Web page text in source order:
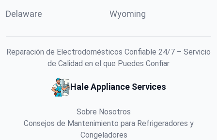
Delaware Wyoming
Reparación de Electrodomésticos Confiable 24/7 – Servicio
de Calidad en el que Puedes Confiar
Hale Appliance Services
Sobre Nosotros
Consejos de Mantenimiento para Refrigeradores y
Congeladores